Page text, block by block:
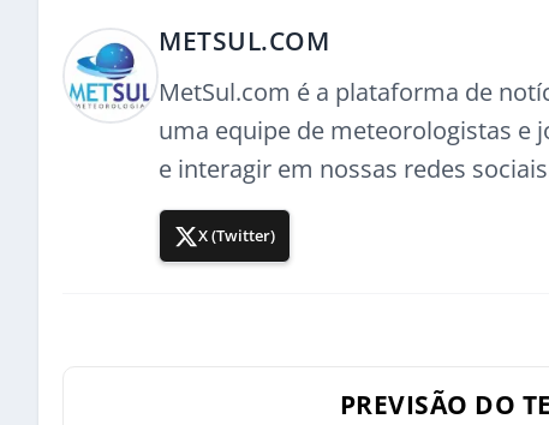
METSUL.COM
MetSul.com é a plataforma de
uma equipe de meteorologistas e
e interagir em nossas redes
X (Twitter)
PREVISÃO DO